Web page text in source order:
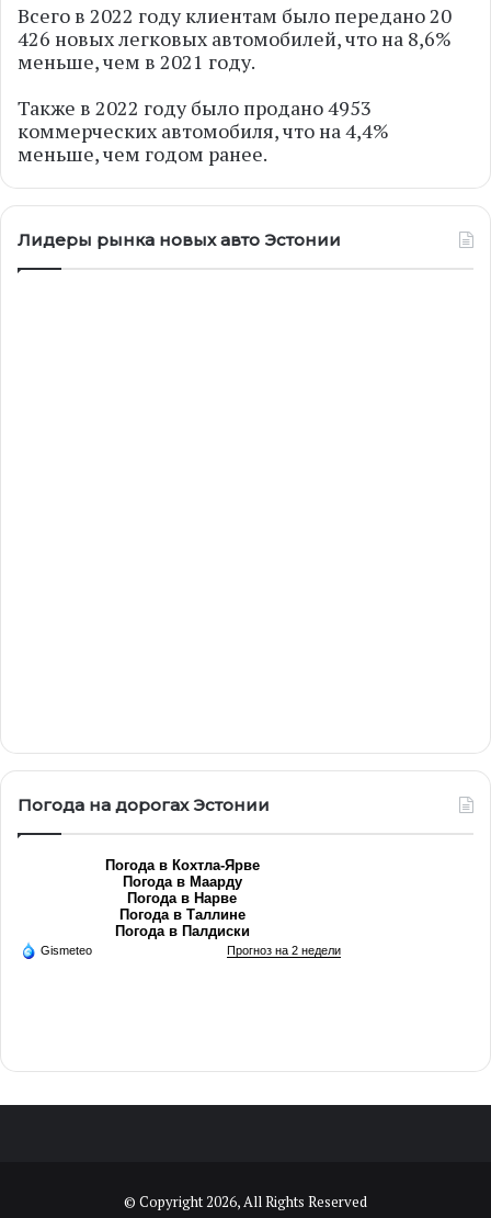
Всего в 2022 году клиентам было передано 20
426 новых легковых автомобилей, что на 8,6%
меньше, чем в 2021 году.
Также в 2022 году было продано 4953
коммерческих автомобиля, что на 4,4%
меньше, чем годом ранее.
Лидеры рынка новых авто Эстонии
Погода на дорогах Эстонии
Погода в Кохтла-Ярве
Погода в Маарду
Погода в Нарве
Погода в Таллине
Погода в Палдиски
Gismeteo Прогноз на 2 недели
© Copyright 2026, All Rights Reserved